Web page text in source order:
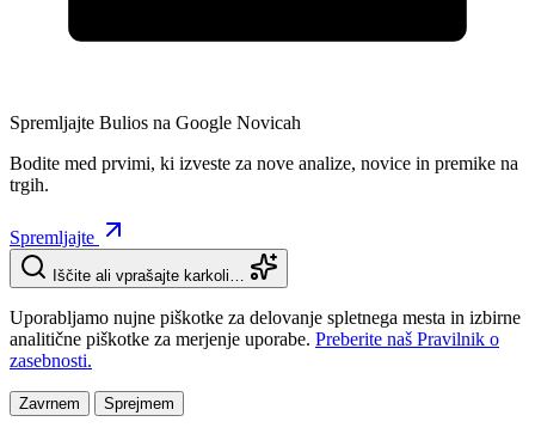
Spremljajte Bulios na Google Novicah
Bodite med prvimi, ki izveste za nove analize, novice in premike na
trgih.
Spremljajte
Iščite ali vprašajte karkoli…
Uporabljamo nujne piškotke za delovanje spletnega mesta in izbirne
analitične piškotke za merjenje uporabe. Preberite naš Pravilnik o
zasebnosti.
Zavrnem Sprejmem